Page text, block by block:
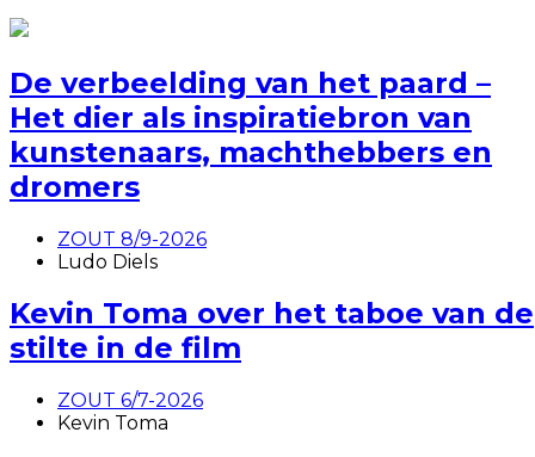
De verbeelding van het paard –
Het dier als inspiratiebron van
kunstenaars, machthebbers en
dromers
ZOUT 8/9-2026
Ludo Diels
Kevin Toma over het taboe van de
stilte in de film
ZOUT 6/7-2026
Kevin Toma